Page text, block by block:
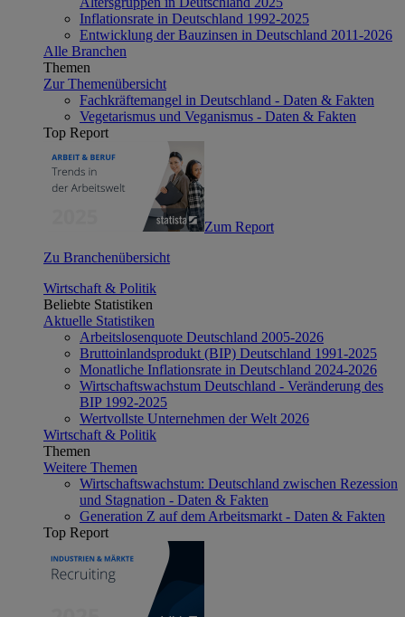
Inflationsrate in Deutschland 1992-2025
Entwicklung der Bauzinsen in Deutschland 2011-2026
Alle Branchen
Themen
Zur Themenübersicht
Fachkräftemangel in Deutschland - Daten & Fakten
Vegetarismus und Veganismus - Daten & Fakten
Top Report
Zum Report
Zu Branchenübersicht
Wirtschaft & Politik
Beliebte Statistiken
Aktuelle Statistiken
Arbeitslosenquote Deutschland 2005-2026
Bruttoinlandsprodukt (BIP) Deutschland 1991-2025
Monatliche Inflationsrate in Deutschland 2024-2026
Wirtschaftswachstum Deutschland - Veränderung des
BIP 1992-2025
Wertvollste Unternehmen der Welt 2026
Wirtschaft & Politik
Themen
Weitere Themen
Wirtschaftswachstum: Deutschland zwischen Rezession
und Stagnation - Daten & Fakten
Generation Z auf dem Arbeitsmarkt - Daten & Fakten
Top Report